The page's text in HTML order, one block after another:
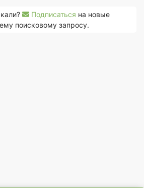
Подписаться на новые
поисковому запросу.